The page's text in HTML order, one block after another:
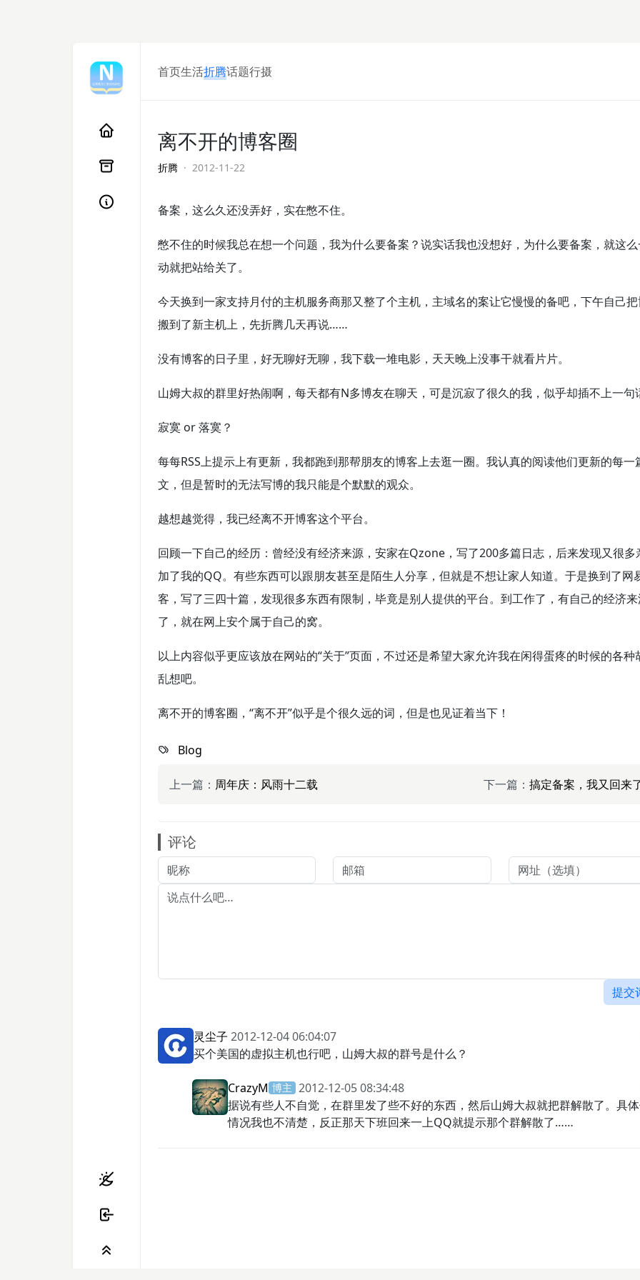
首页生活折腾话题行摄
离不开的博客圈
折腾 · 2012-11-22
备案，这么久还没弄好，实在憋不住。
憋不住的时候我总在想一个问题，我为什么要备案？说实话我也没想好，为什么要备案，就这
动就把站给关了。
今天换到一家支持月付的主机服务商那又整了个主机，主域名的案让它慢慢的备吧，下午自己
搬到了新主机上，先折腾几天再说……
没有博客的日子里，好无聊好无聊，我下载一堆电影，天天晚上没事干就看片片。
山姆大叔的群里好热闹啊，每天都有N多博友在聊天，可是沉寂了很久的我，似乎却插不上一句
寂寞 or 落寞？
每每RSS上提示上有更新，我都跑到那帮朋友的博客上去逛一圈。我认真的阅读他们更新的每一
文，但是暂时的无法写博的我只能是个默默的观众。
越想越觉得，我已经离不开博客这个平台。
回顾一下自己的经历：曾经没有经济来源，安家在Qzone，写了200多篇日志，后来发现又很多
加了我的QQ。有些东西可以跟朋友甚至是陌生人分享，但就是不想让家人知道。于是换到了网
客，写了三四十篇，发现很多东西有限制，毕竟是别人提供的平台。到工作了，有自己的经济
了，就在网上安个属于自己的窝。
以上内容似乎更应该放在网站的“关于”页面，不过还是希望大家允许我在闲得蛋疼的时候的各种
乱想吧。
离不开的博客圈，“离不开”似乎是个很久远的词，但是也见证着当下！
Blog
上一篇： 周年庆：风雨十二载 下一篇： 搞定备案，我又回来
评论
提交
灵尘子 2012-12-04 06:04:07
买个美国的虚拟主机也行吧，山姆大叔的群号是什么？
CrazyM 博主 2012-12-05 08:34:48
据说有些人不自觉，在群里发了些不好的东西，然后山姆大叔就把群解散了。具
情况我也不清楚，反正那天下班回来一上QQ就提示那个群解散了……